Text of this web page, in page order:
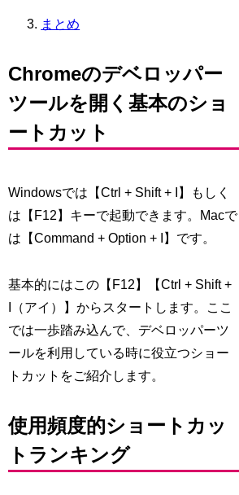
まとめ
Chromeのデベロッパー
ツールを開く基本のショ
ートカット
Windowsでは【Ctrl + Shift + I】もしく
は【F12】キーで起動できます。Macで
は【Command + Option + I】です。
基本的にはこの【F12】【Ctrl + Shift +
I（アイ）】からスタートします。ここ
では一歩踏み込んで、デベロッパーツ
ールを利用している時に役立つショー
トカットをご紹介します。
使用頻度的ショートカッ
トランキング